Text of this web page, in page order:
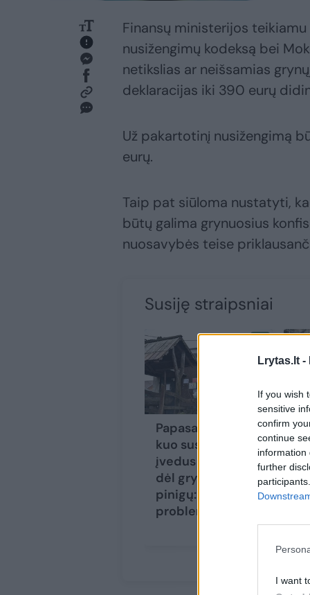
Lrytas.lt -
If you wish
sensitive
confirm
continue
information
further
I want
Finansų ministerijos
nusižengimų kodeksą bei
netikslias ar neišsamias
deklaracijas iki 390 eurų
Už pakartotinį nusižengimą
eurų.
Taip pat siūloma nustatyti,
būtų galima grynuosius
nuosavybės teise
Susiję straipsniai
Papasakojo, su
kuo susiduria
įvedus ribojimus
dėl grynųjų
pinigų: yra kelios
problemos